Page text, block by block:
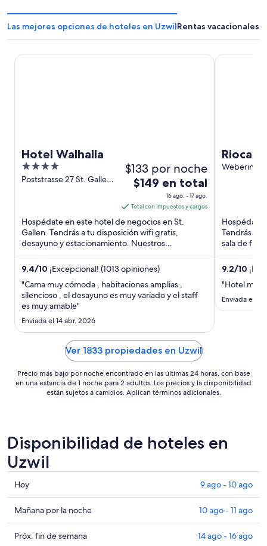
Las mejores opciones de hoteles en UzwilRentas vacacionales
Hotel Walhalla
4
out
Poststrasse 27 St. Gallen
$133 por noche
El
es
de
$149
en
total
por
noche
del
al
17
ago
$149 en total
16 ago. - 17 ago.
Total con impuestos y cargos
Hospédate en este hotel de negocios en St.
Gallen. Tendrás a tu disposición wifi gratis,
desayuno y estacionamiento. Nuestros
huéspedes destacan el desayuno ...
9.4/10 ¡Excepcional! (1013 opiniones)
"Cama muy cómoda , habitaciones amplias ,
silencioso , el desayuno es muy variado y el staff
es muy amable"
Enviada el 14 abr. 2026
Hotel Walhalla
Rioca
Hospédate
Tendrás a
sala de
como Isla
9.2/10
"Hotel muy
Enviada el
Rioca
Ver 1833 propiedades en Uzwil
Precio más bajo por noche encontrado en las últimas 24 horas, con base
en una estancia de 1 noche para 2 adultos. Los precios y la disponibilidad
están sujetos a cambios. Aplican términos adicionales.
Disponibilidad de hoteles en
Uzwil
Consultar
precios
en
Uzwil
para
Hoy 9 ago - 10 ago
Consultar
precios
en
Mañana por la noche 10 ago - 11 ago
Consultar
Próx. fin de semana 14 ago - 16 ago